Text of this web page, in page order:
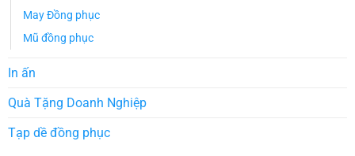
May Đồng phục
Mũ đồng phục
In ấn
Quà Tặng Doanh Nghiệp
Tạp dề đồng phục